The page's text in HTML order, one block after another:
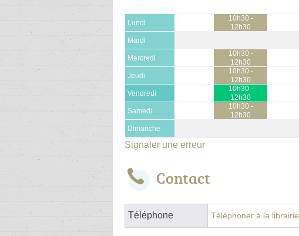
Lundi
10h30 -
12h30
Mardi
Mercredi
10h30 -
12h30
Jeudi
10h30 -
12h30
Vendredi
10h30 -
12h30
Samedi
10h30 -
12h30
Dimanche
Signaler une erreur
Contact
Téléphone Téléphoner à la librairie